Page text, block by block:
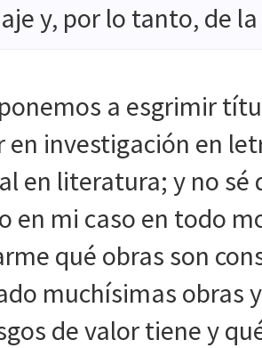
y, por lo tanto, de
a esgrimir
en investigación en
en literatura; y no sé
en mi caso en todo
qué obras son
muchísimas obras
de valor tiene y